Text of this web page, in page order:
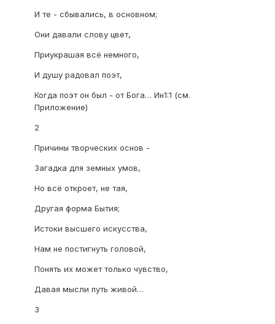
И те - сбывались, в основном;
Они давали слову цвет,
Приукрашая всё немного,
И душу радовал поэт,
Когда поэт он был - от Бога… Ин1:1 (см.
Приложение)
2
Причины творческих основ -
Загадка для земных умов,
Но всё откроет, не тая,
Другая форма Бытия;
Истоки высшего искусства,
Нам не постигнуть головой,
Понять их может только чувство,
Давая мысли путь живой…
3